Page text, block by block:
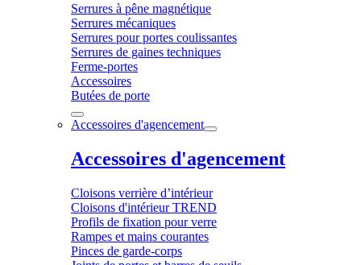
Serrures à pêne magnétique
Serrures mécaniques
Serrures pour portes coulissantes
Serrures de gaines techniques
Ferme-portes
Accessoires
Butées de porte
Accessoires d'agencement
Accessoires d'agencement
Cloisons verrière d’intérieur
Cloisons d'intérieur TREND
Profils de fixation pour verre
Rampes et mains courantes
Pinces de garde-corps